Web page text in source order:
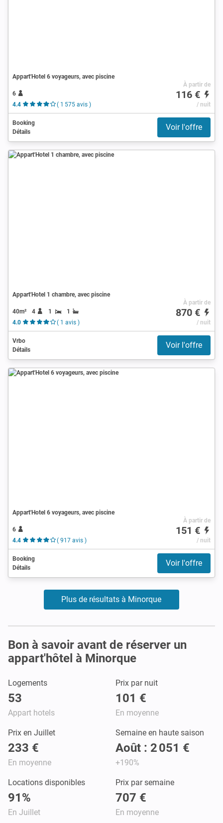
Appart'Hotel 6 voyageurs, avec piscine
6
4.4
( 1 575 avis )
À partir de
116 €
/ nuit
Booking
Détails
Voir l'offre
Appart'Hotel 1 chambre, avec piscine
40m² 4 1
1
4.0
( 1 avis )
À partir de
870 €
/ nuit
Vrbo
Détails
Voir l'offre
Appart'Hotel 6 voyageurs, avec piscine
6
4.4
( 917 avis )
À partir de
151 €
/ nuit
Booking
Détails
Voir l'offre
Plus de résultats à Minorque
Bon à savoir avant de réserver un
appart'hôtel à Minorque
Logements
53
Appart hotels
Prix par nuit
101 €
En moyenne
Prix en Juillet
233 €
En moyenne
Semaine en haute saison
Août : 2 051 €
+190%
Locations disponibles
91%
En Juillet
Prix par semaine
707 €
En moyenne